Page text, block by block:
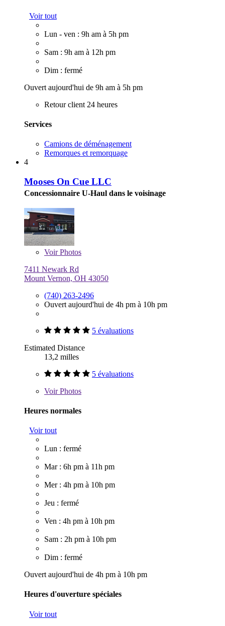
Voir tout
Lun - ven : 9h am à 5h pm
Sam : 9h am à 12h pm
Dim : fermé
Ouvert aujourd'hui de 9h am à 5h pm
Retour client 24 heures
Services
Camions de déménagement
Remorques et remorquage
4
Mooses On Cue LLC
Concessionnaire U-Haul dans le voisinage
VoirPhotos
7411 Newark Rd
Mount Vernon, OH 43050
(740) 263-2496
Ouvert aujourd'hui de 4h pm à 10h pm
5 évaluations
Estimated Distance
13,2 milles
5 évaluations
VoirPhotos
Heures normales
Voir tout
Lun : fermé
Mar : 6h pm à 11h pm
Mer : 4h pm à 10h pm
Jeu : fermé
Ven : 4h pm à 10h pm
Sam : 2h pm à 10h pm
Dim : fermé
Ouvert aujourd'hui de 4h pm à 10h pm
Heures d'ouverture spéciales
Voir tout